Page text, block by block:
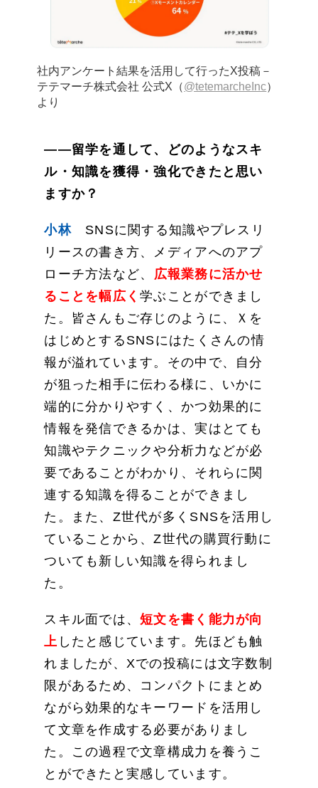
社内アンケート結果を活用して行ったX投稿－
テテマーチ株式会社 公式X（@tetemarcheInc）
より
——留学を通して、どのようなスキ
ル・知識を獲得・強化できたと思い
ますか？
小林SNSに関する知識やプレスリ
リースの書き方、メディアへのアプ
ローチ方法など、
広報業務に活かせ
ることを幅広く学ぶことができまし
た。皆さんもご存じのように、Ｘを
はじめとするSNSにはたくさんの情
報が溢れています。その中で、自分
が狙った相手に伝わる様に、いかに
端的に分かりやすく、かつ効果的に
情報を発信できるかは、実はとても
知識やテクニックや分析力などが必
要であることがわかり、それらに関
連する知識を得ることができまし
た。また、Z世代が多くSNSを活用し
ていることから、Z世代の購買行動に
ついても新しい知識を得られまし
た。
スキル面では、短文を書く能力が向
上 したと感じています。先ほども触
れましたが、Xでの投稿には文字数制
限があるため、コンパクトにまとめ
ながら効果的なキーワードを活用し
て文章を作成する必要がありまし
た。この過程で文章構成力を養うこ
とができたと実感しています。